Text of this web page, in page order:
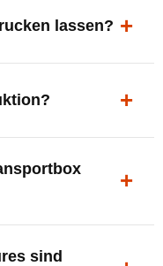
lassen?
sind